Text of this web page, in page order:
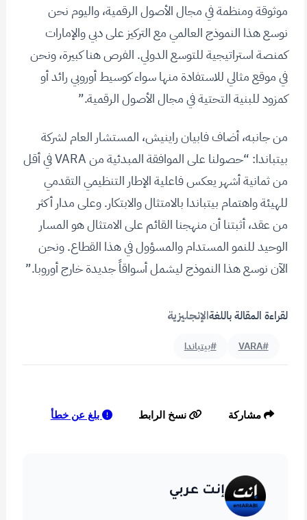
موثوقة ومنظمة في مجال الأصول الرقمية، واليوم نحن
نوسع هذا النموذج العالمي مع التركيز على دبي والإمارات
كمنصة استراتيجية للتوسع الدولي. الفرص هنا كبيرة، ونحن
في موقع مثالي للاستفادة منها سواء كوسيط أوروبي رائد أو
كمزود للبنية التحتية في مجال الأصول الرقمية.”
من جانبه، أضاف فابيان راينيش، المستشار العام لشركة
بيتباندا: “حصولنا على الموافقة المبدئية من VARA في أقل
من ثمانية أشهر يعكس فاعلية الإطار التنظيمي التقدمي
للهيئة واهتمام بيتباندا بالامتثال والابتكار. وعلى مدار أكثر
من عقد، أثبتنا أن منهجنا القائم على الامتثال هو المسار
الوحيد للنمو المستدام والمسؤول في هذا القطاع. ونحن
الآن نوسع هذا النموذج ليشمل أسواقاً جديدة خارج أوروبا.”
لقراءة المقالة باللغةالإنجليزية
#VARA #بيتباندا
مشاركة نسخ الرابط بلغ عن خطأ
إنت عربي